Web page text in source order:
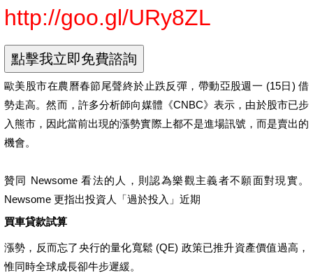
http://goo.gl/URy8ZL
歐美股市在農曆春節尾聲終於止跌反彈，帶動亞股週一 (15日) 借
勢走高。然而，許多分析師向媒體《CNBC》表示，由於股市已步
入熊市，因此當前出現的漲勢實際上都不是進場訊號，而是賣出的
機會。
贊同 Newsome 看法的人，則認為樂觀主義者不願面對現實。
Newsome 更指出投資人「過於投入」近期
買車貸款試算
漲勢，反而忘了央行的量化寬鬆 (QE) 政策已推升資產價值過高，
惟同時全球成長卻牛步遲緩。